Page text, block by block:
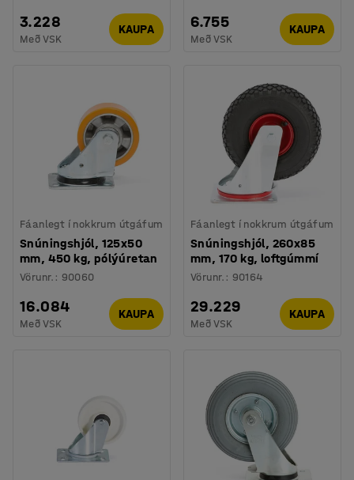
3.228
Með VSK
KAUPA 6.755
Með VSK
KAUPA
Fáanlegt í nokkrum útgáfum
Snúningshjól, 125x50
mm, 450 kg, pólýúretan
Vörunr. : 90060
16.084
Með VSK
KAUPA
Fáanlegt í nokkrum útgáfum
Snúningshjól, 260x85
mm, 170 kg, loftgúmmí
Vörunr. : 90164
29.229
Með VSK
KAUPA